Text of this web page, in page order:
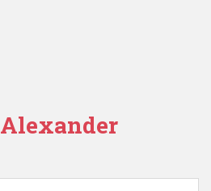
Alexander